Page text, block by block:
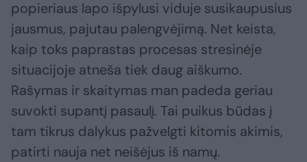
popieriaus lapo išpylusi viduje susikaupusius
jausmus, pajutau palengvėjimą. Net keista,
kaip toks paprastas procesas stresinėje
situacijoje atneša tiek daug aiškumo.
Rašymas ir skaitymas man padeda geriau
suvokti supantį pasaulį. Tai puikus būdas į
tam tikrus dalykus pažvelgti kitomis akimis,
patirti nauja net neišėjus iš namų.